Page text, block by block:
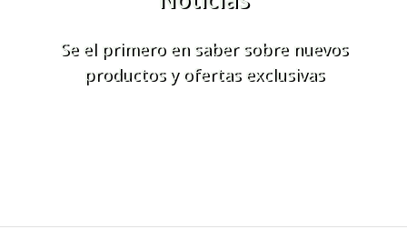
Se el primero en saber sobre nuevos
productos y ofertas exclusivas